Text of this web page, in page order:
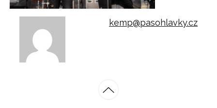
kemp@pasohlavky.cz